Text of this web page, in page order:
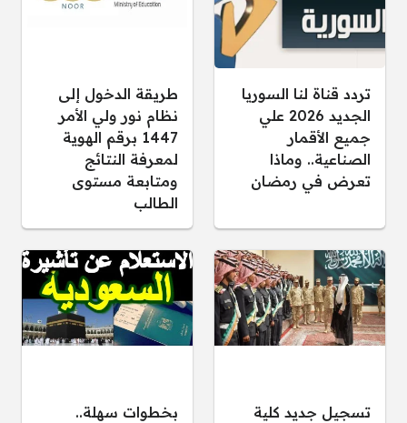
تردد قناة لنا السوريا
الجديد 2026 علي
جميع الأقمار
الصناعية.. وماذا
تعرض في رمضان
طريقة الدخول إلى
نظام نور ولي الأمر
1447 برقم الهوية
لمعرفة النتائج
ومتابعة مستوى
الطالب
تسجيل جديد كلية
بخطوات سهلة..